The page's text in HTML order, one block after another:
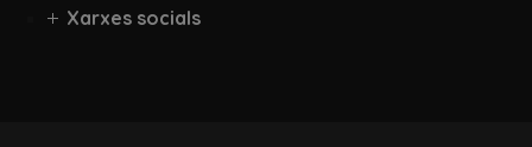
Xarxes socials